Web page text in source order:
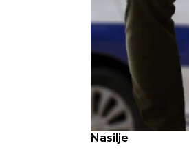
Nasilje